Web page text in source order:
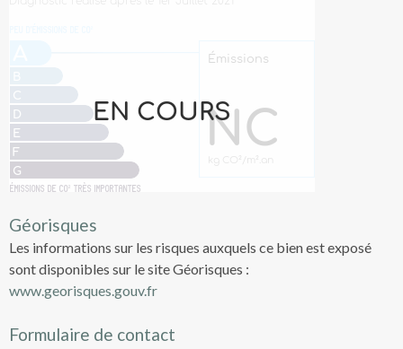
Géorisques
Les informations sur les risques auxquels ce bien est exposé
sont disponibles sur le site Géorisques :
www.georisques.gouv.fr
Formulaire de contact